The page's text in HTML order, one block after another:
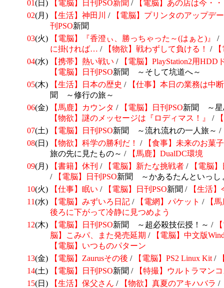
01(日) 【電脳】日刊PSO新聞 /
【電脳】あの店は今・
02(月) 【生活】神田川 /
【電脳】プリンタのアップデ
刊 PSO新聞
03(火) 【電脳】『香澄ぃ、勝っちゃった～(はぁと)』 /
に掛ければ… / 【物欲】戦わずして負ける！ /
04(水) 【携帯】熱い戦い / 【電脳】 PlayStation2用HDD
【電脳】日刊 PSO新聞 ～そして坑道へ～
05(木) 【生活】日本の歴史 /
【仕事】本日の業務は中
聞 ～修行の旅～
06(金) 【馬鹿】カウンタ / 【電脳】日刊 PSO新聞 ～星
【物欲】謎のメッセージは『ロディマス！』
/
07(土) 【電脳】日刊 PSO新聞 ～流れ流れの一人旅～ /
08(日) 【物欲】科学の勝利だ！ / 【食事】 未来のお菓子
旅の先に見たもの～ /
【馬鹿】DualDC環境
09(月) 【書籍】 休刊 / 【電脳】新たな挑戦者 /
【電脳
/
【電脳】日刊 PSO新聞 ～かあるたんといっし
10(火) 【仕事】眠い / 【電脳】日刊 PSO新聞 /
【生活
11(水) 【電脳】みずいろ日記 / 【電網】パケット /
【
後ろに下がって冷静に見つめよう
12(木) 【電脳】日刊 PSO新聞 ～超必殺技伝授！～ /
脳】
こみパ、また発売延期 /
【電脳】中文版
【電脳】いつものパターン
13(金) 【電脳】Zaurusその後 / 【電脳】 PS2 Linux Kit /
14(土) 【電脳】日刊 PSO新聞 /
【特撮】ウルトラマン
15(日) 【生活】保父さん / 【物欲】真夏のアキハバラ /